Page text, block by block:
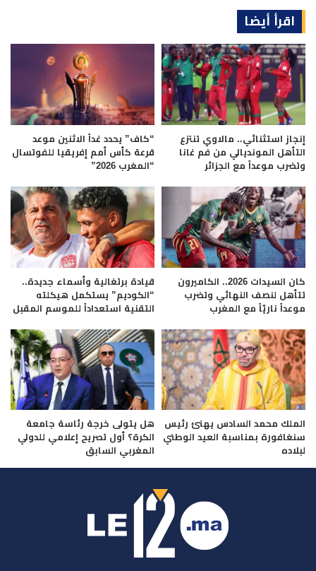
اقرأ أيضا
إنجاز استثنائي.. مالاوي تنتزع
التأهل المونديالي من فم غانا
وتضرب موعداً مع الجزائر
“كاف” يحدد غداً الاثنين موعد
قرعة كأس أمم إفريقيا للفوتسال
“المغرب 2026”
كان السيدات 2026.. الكاميرون
تتأهل لنصف النهائي وتضرب
موعداً ناريّاً مع المغرب
قيادة برتغالية وأسماء جديدة..
“الكوديم” يستكمل هيكلته
التقنية استعداداً للموسم المقبل
الملك محمد السادس يهنئ رئيس
سنغافورة بمناسبة العيد الوطني
لبلاده
هل يتولى خرجة رئاسة جامعة
الكرة؟ أول تصريح إعلامي للدولي
المغربي السابق